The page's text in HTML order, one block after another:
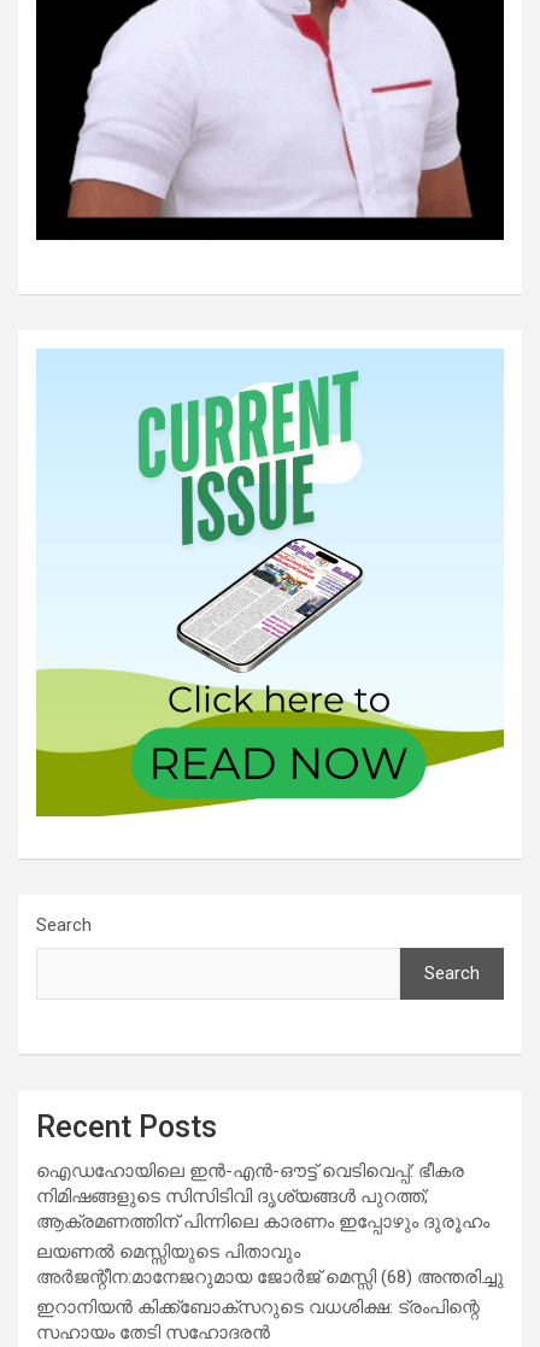
Search
Search
Recent Posts
ഐഡഹോയിലെ ഇൻ-എൻ-ഔട്ട് വെടിവെപ്പ്: ഭീകര
നിമിഷങ്ങളുടെ സിസിടിവി ദൃശ്യങ്ങൾ പുറത്ത്;
ആക്രമണത്തിന് പിന്നിലെ കാരണം ഇപ്പോഴും ദുരൂഹം
ലയണൽ മെസ്സിയുടെ പിതാവും
അർജന്റീന:മാനേജറുമായ ജോർജ് മെസ്സി (68) അന്തരിച്ചു
ഇറാനിയൻ കിക്ക്ബോക്സറുടെ വധശിക്ഷ: ട്രംപിന്റെ
സഹായം തേടി സഹോദരൻ